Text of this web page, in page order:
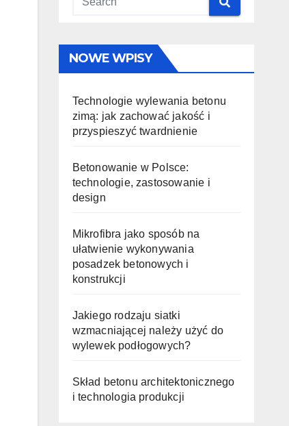
NOWE WPISY
Technologie wylewania betonu
zimą: jak zachować jakość i
przyspieszyć twardnienie
Betonowanie w Polsce:
technologie, zastosowanie i
design
Mikrofibra jako sposób na
ułatwienie wykonywania
posadzek betonowych i
konstrukcji
Jakiego rodzaju siatki
wzmacniającej należy użyć do
wylewek podłogowych?
Skład betonu architektonicznego
i technologia produkcji